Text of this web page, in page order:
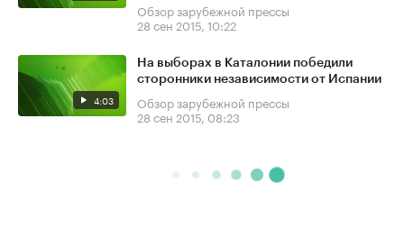
Обзор зарубежной прессы
28 сен 2015, 10:22
4:03
На выборах в Каталонии победили
сторонники независимости от Испании
Обзор зарубежной прессы
28 сен 2015, 08:23